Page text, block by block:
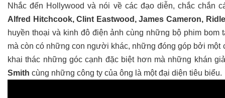
Nhắc đến Hollywood và nói về các đạo diễn, chắc chắn
Alfred Hitchcook, Clint Eastwood, James Cameron,
huyền thoại và kinh đô điện ảnh cùng những bộ phim
mà còn có những con người khác, những đóng góp bởi
khai thác những góc cạnh đặc biệt hơn mà những khán
Smith cùng những công ty của ông là một đại diện tiêu biểu.